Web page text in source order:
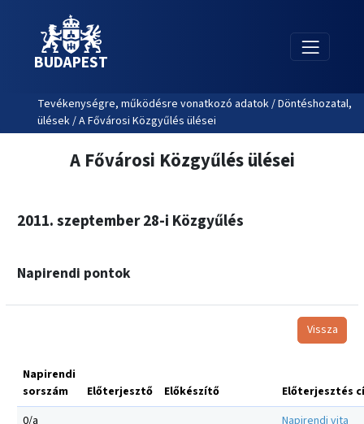
BUDAPEST
Tevékenységre, működésre vonatkozó adatok / Döntéshozatal,
ülések / A Fővárosi Közgyűlés ülései
A Fővárosi Közgyűlés ülései
2011. szeptember 28-i Közgyűlés
Napirendi pontok
Vissza
Napirendi
sorszám
Előterjesztő Előkészítő
Előterjesztés